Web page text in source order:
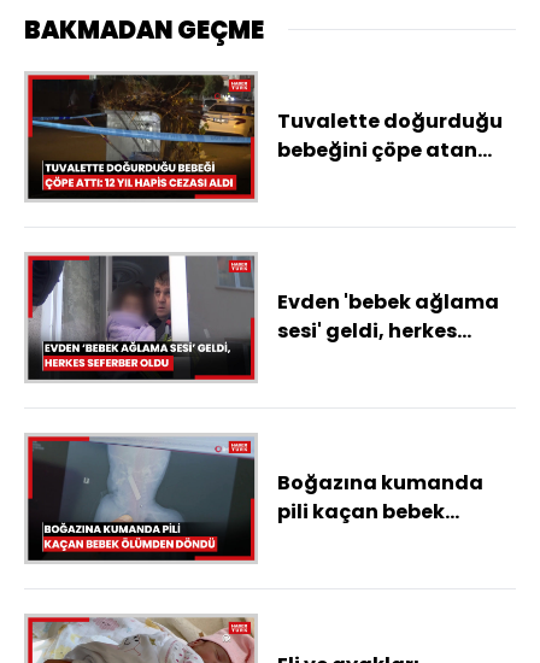
BAKMADAN GEÇME
Tuvalette doğurduğu
bebeğini çöpe atan
Evden 'bebek ağlama
sesi' geldi, herkes
Boğazına kumanda
pili kaçan bebek